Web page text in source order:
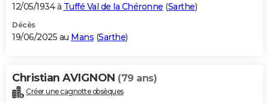
12/05/1934 à Tuffé Val de la Chéronne (Sarthe)
Décès
19/06/2025 au Mans (Sarthe)
Christian AVIGNON (79 ans)
Créer une cagnotte obsèques